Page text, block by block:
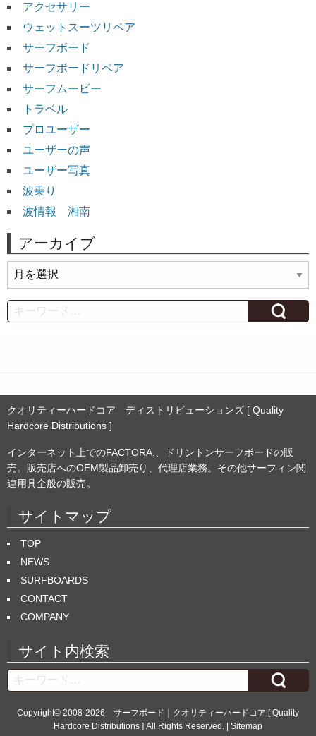
アクセサリー
ウェットスーツリペア
サーフボード
サーフボードリペア
サーフムービー
トラベル
プロユーザー
ユーザーの声
ユーザー写真
波乗り
波情報 湘南
アーカイブ
ー
カ
イ
Search
クオリティーハードコア ディストリビューションズ [ Quality
Hardcore Distributions ]
インターネット上でのFACTORA.、ドリントンサーフボードの販
売。販売店へのOEM製品卸売り、代理店業務。その他サーフィン関
連用具全般の販売。
サイトマップ
TOP
NEWS
SURFBOARDS
CONTACT
COMPANY
サイト内検索
Search
Copyright© 2008-2026 サーフボード｜クオリティーハードコア [ Quality
Hardcore Distributions ] All Rights Reserved. | Sitemap